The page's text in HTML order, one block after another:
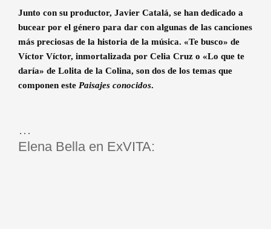
Junto con su productor, Javier Catalá, se han dedicado a
bucear por el género para dar con algunas de las canciones
más preciosas de la historia de la música. «Te busco» de
Víctor Víctor, inmortalizada por Celia Cruz o «Lo que te
daría» de Lolita de la Colina, son dos de los temas que
componen este Paisajes conocidos.
…
Elena Bella en ExVITA: